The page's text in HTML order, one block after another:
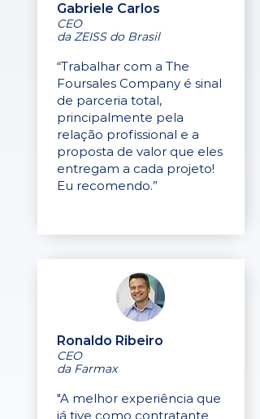
Gabriele Carlos
CEO
da ZEISS do Brasil
“Trabalhar com a The
Foursales Company é sinal
de parceria total,
principalmente pela
relação profissional e a
proposta de valor que eles
entregam a cada projeto!
Eu recomendo.”
Ronaldo Ribeiro
CEO
da Farmax
"A melhor experiência que
já tive como contratante